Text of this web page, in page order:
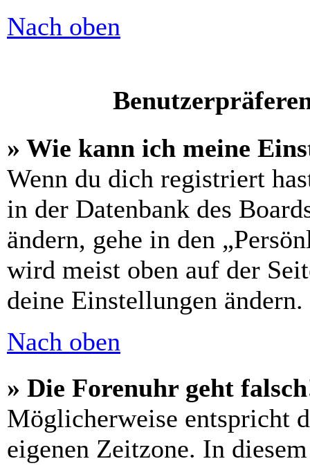
Nach oben
» Wie kann ich meine
Wenn du dich registriert
in der Datenbank des
ändern, gehe in den
wird meist oben auf der
deine Einstellungen ändern.
Nach oben
» Die Forenuhr geht
Möglicherweise entspricht
eigenen Zeitzone. In